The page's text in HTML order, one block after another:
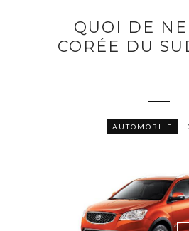
QUOI DE
CORÉE DU
AUTOMOBILE